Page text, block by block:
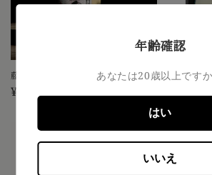
藤井政宗レトロラベル -雄町-
通
¥2,420
龍勢 黒ラベ
常
価
格
年齢確認
あなたは20歳以上ですか
はい
いいえ